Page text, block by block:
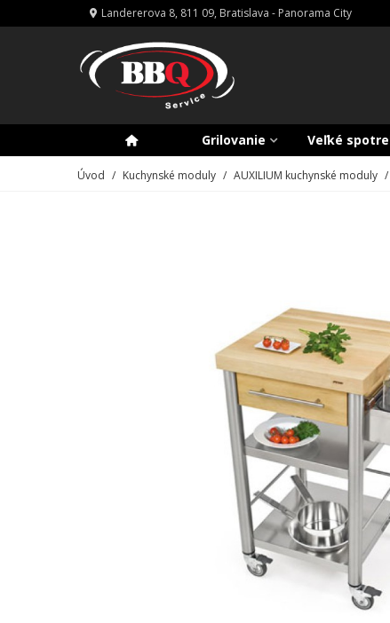
Landererova 8, 811 09, Bratislava - Panorama City
Grilovanie Veľké
Úvod / Kuchynské moduly / AUXILIUM kuchynské moduly /